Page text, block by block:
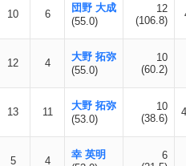
10 6
団野 大成
(55.0)
12
(106.8)
12 4
大野 拓弥
(55.0)
10
(60.2)
13 11
大野 拓弥
(53.0)
10
(38.6)
5 4
幸 英明
6